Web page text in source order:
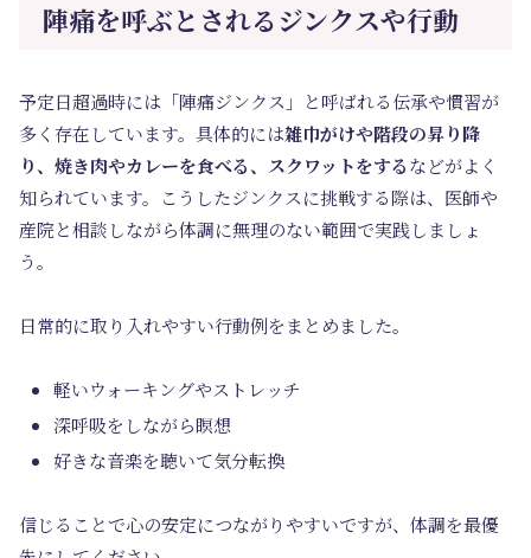
陣痛を呼ぶとされるジンクスや行動
予定日超過時には「陣痛ジンクス」と呼ばれる伝承や慣習が
多く存在しています。具体的には雑巾がけや階段の昇り降
り、焼き肉やカレーを食べる、スクワットをするなどがよく
知られています。こうしたジンクスに挑戦する際は、医師や
産院と相談しながら体調に無理のない範囲で実践しましょ
う。
日常的に取り入れやすい行動例をまとめました。
軽いウォーキングやストレッチ
深呼吸をしながら瞑想
好きな音楽を聴いて気分転換
信じることで心の安定につながりやすいですが、体調を最優